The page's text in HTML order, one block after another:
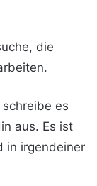
die
es
aus. Es ist
in irgendeiner